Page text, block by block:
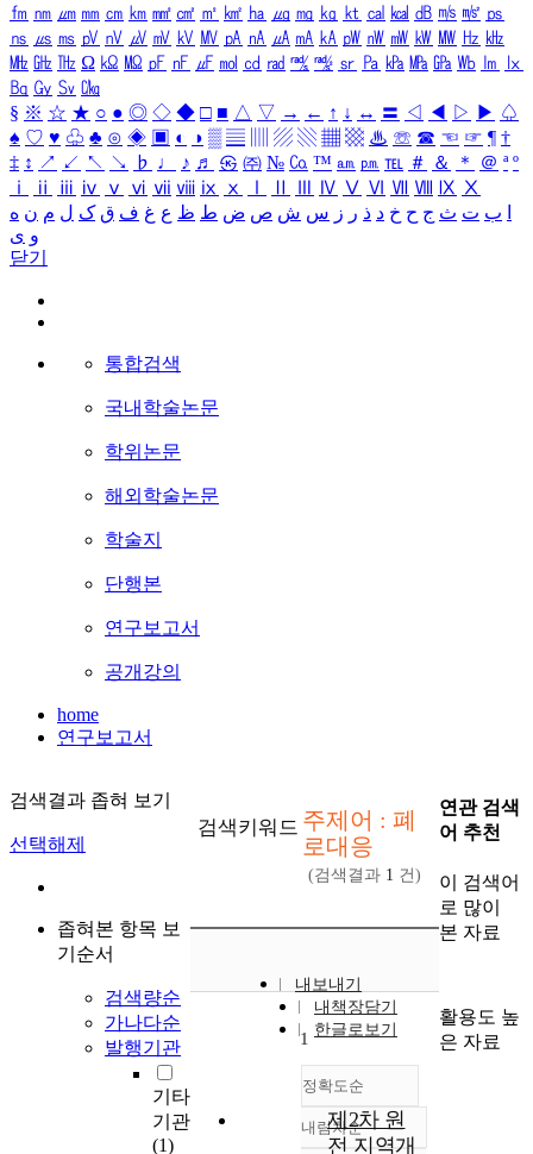
㎙ ㎚ ㎛ ㎜ ㎝ ㎞ ㎟ ㎠ ㎡ ㎢ ㏊ ㎍ ㎎ ㎏ ㏏ ㎈ ㎉ ㏈ ㎧ ㎨ ㎰
㎱ ㎲ ㎳ ㎴ ㎵ ㎶ ㎷ ㎸ ㎹ ㎀ ㎁ ㎂ ㎃ ㎄ ㎺ ㎻ ㎽ ㎾ ㎿ ㎐ ㎑
㎒ ㎓ ㎔ Ω ㏀ ㏁ ㎊ ㎋ ㎌ ㏖ ㏅ ㎭ ㎮ ㎯ ㏛ ㎩ ㎪ ㎫ ㎬ ㏝ ㏐
㏓
㏃ ㏉ ㏜ ㏆
§ ※ ☆ ★ ○ ● ◎ ◇ ◆ □ ■ △ ▽ → ← ↑ ↓ ↔ 〓 ◁ ◀ ▷ ▶ ♤
♠ ♡ ♥ ♧ ♣ ⊙ ◈ ▣ ◐ ◑ ▒ ▤ ▨ ▧ ▦ ▩ ♨ ☏ ☎ ☜ ☞ ¶ †
‡ ↕ ↗ ↙ ↖ ↘ ♭ ♩ ♪ ♬ ㉿ ㈜ № ㏇ ™ ㏂ ㏘ ℡ ＃ ＆ ＊ ＠ ª º
ⅰ
ⅱ ⅲ ⅳ ⅴ ⅵ ⅶ ⅷ ⅸ ⅹ Ⅳ Ⅴ Ⅵ Ⅶ Ⅷ Ⅸ Ⅹ
ب ت ث ج ح خ د ذ ر ز س ش ص ض ط ظ ع غ ف ق ک ل م ن ه
و ی
닫기
통합검색
국내학술논문
학위논문
해외학술논문
학술지
단행본
연구보고서
공개강의
home
연구보고서
검색결과 좁혀 보기
선택해제
좁혀본 항목 보
기순서
검색량순
가나다순
발행기관
기타
기관
(1)
검색키워드 주제어 : 폐
로대응
(검색결과 1 건)
내보내기
내책장담기
한글로보기
정확도순
정확도
내림차순
1
제2차 원
전 지역개
연관 검색
어 추천
이 검색어
로 많이
본 자료
활용도 높
은 자료